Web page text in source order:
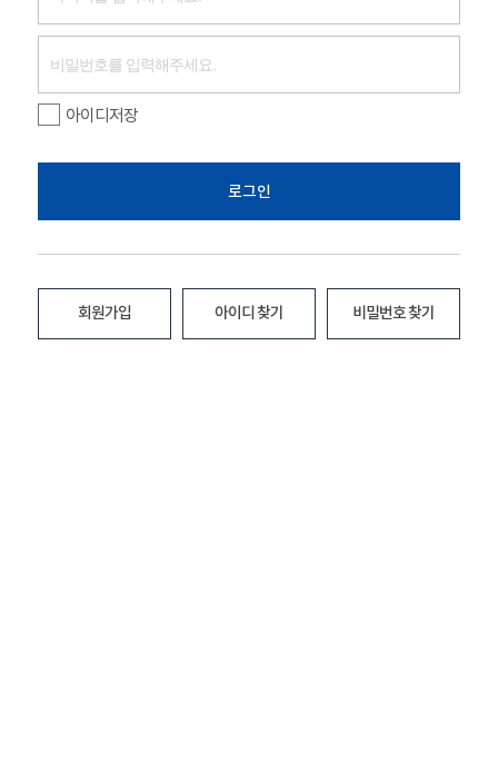
아이디저장
로그인
회원가입 아이디 찾기 비밀번호 찾기